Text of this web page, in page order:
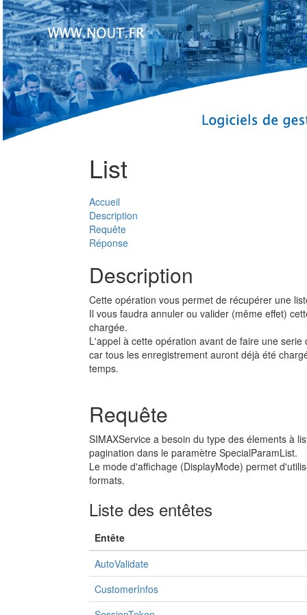
List
Accueil
Description
Requête
Réponse
Description
Cette opération vous permet de récupérer une
Il vous faudra annuler ou valider (même effet)
chargée.
L'appel à cette opération avant de faire une
car tous les enregistrement auront déjà été
temps.
Requête
SIMAXService a besoin du type des élements à
pagination dans le paramètre SpecialParamList.
Le mode d'affichage (DisplayMode) permet
formats.
Liste des entêtes
Entête
AutoValidate
CustomerInfos